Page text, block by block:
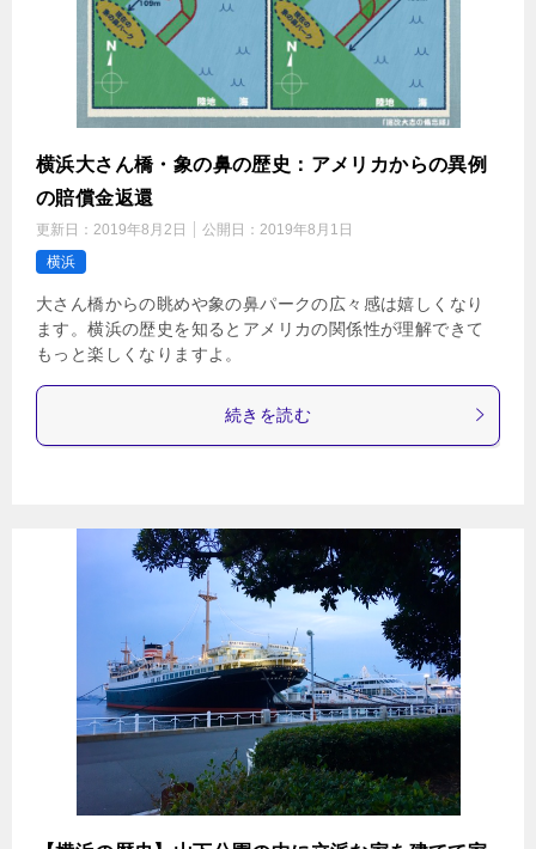
横浜大さん橋・象の鼻の歴史：アメリカからの異例
の賠償金返還
更新日： 2019年8月2日 公開日： 2019年8月1日
横浜
大さん橋からの眺めや象の鼻パークの広々感は嬉しくなり
ます。横浜の歴史を知るとアメリカの関係性が理解できて
もっと楽しくなりますよ。
続きを読む